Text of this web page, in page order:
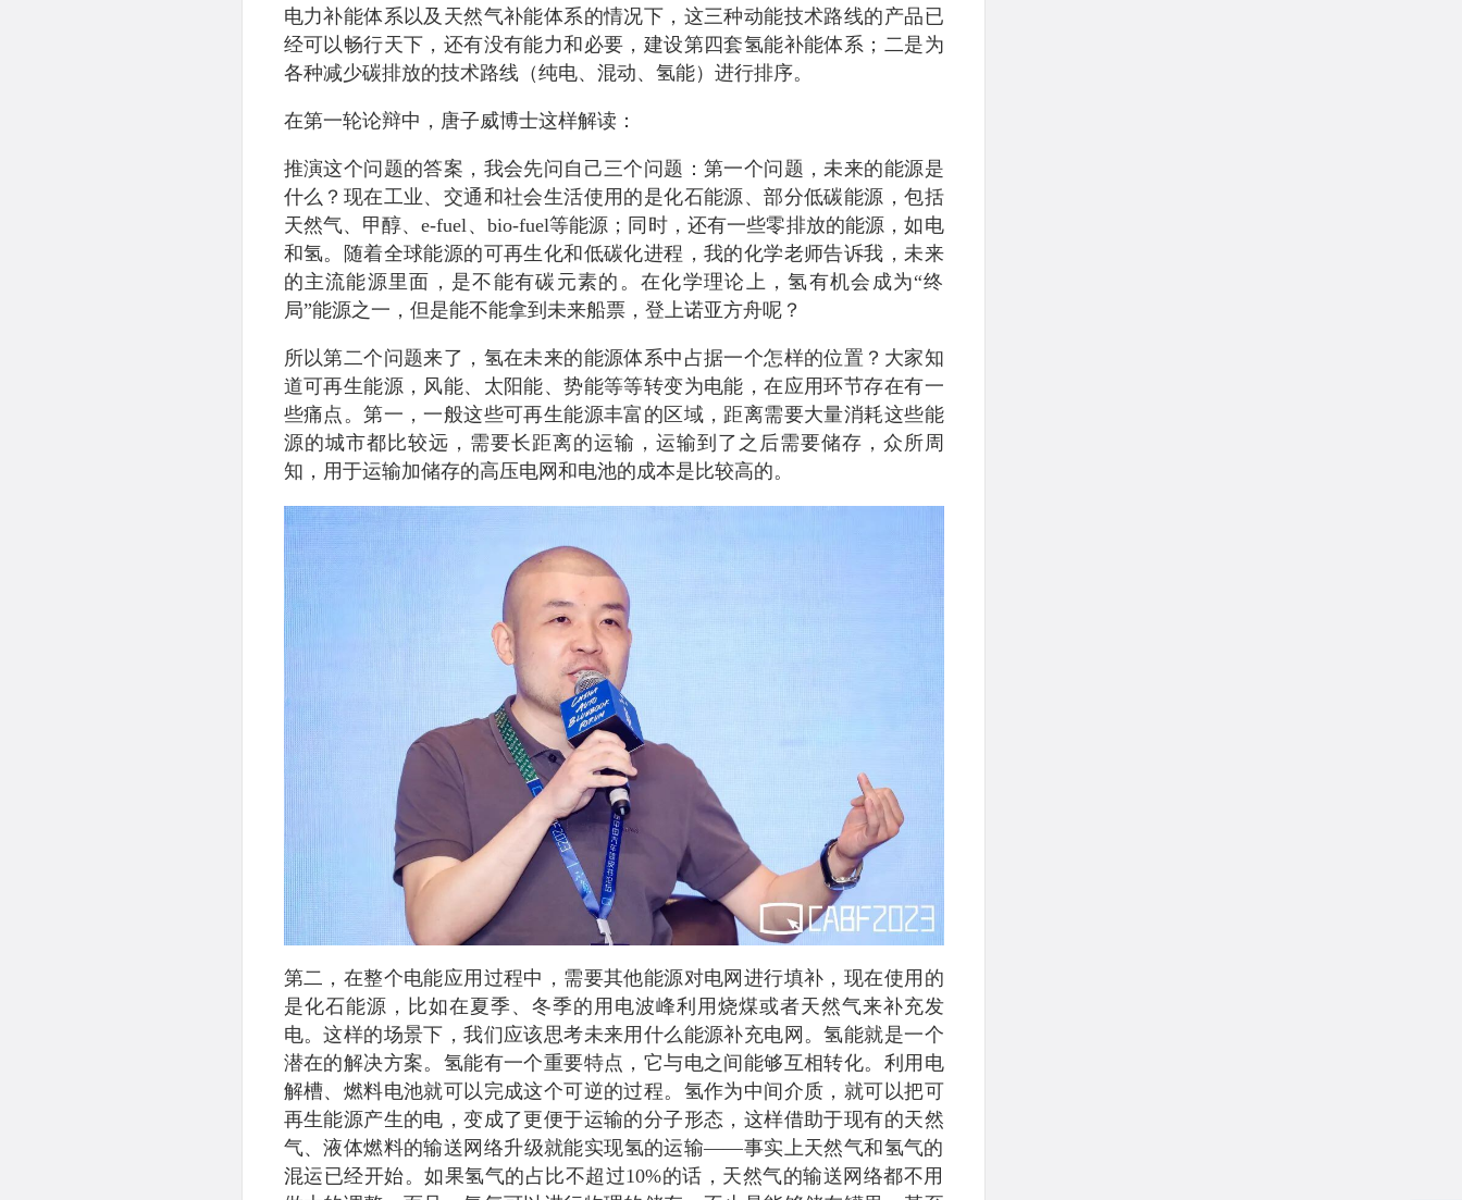
电力补能体系以及天然气补能体系的情况下，这三种动能技术路线的产品已
经可以畅行天下，还有没有能力和必要，建设第四套氢能补能体系；二是为
各种减少碳排放的技术路线（纯电、混动、氢能）进行排序。
在第一轮论辩中，唐子威博士这样解读：
推演这个问题的答案，我会先问自己三个问题：第一个问题，未来的能源是
什么？现在工业、交通和社会生活使用的是化石能源、部分低碳能源，包括
天然气、甲醇、e-fuel、bio-fuel等能源；同时，还有一些零排放的能源，如电
和氢。随着全球能源的可再生化和低碳化进程，我的化学老师告诉我，未来
的主流能源里面，是不能有碳元素的。在化学理论上，氢有机会成为“终
局”能源之一，但是能不能拿到未来船票，登上诺亚方舟呢？
所以第二个问题来了，氢在未来的能源体系中占据一个怎样的位置？大家知
道可再生能源，风能、太阳能、势能等等转变为电能，在应用环节存在有一
些痛点。第一，一般这些可再生能源丰富的区域，距离需要大量消耗这些能
源的城市都比较远，需要长距离的运输，运输到了之后需要储存，众所周
知，用于运输加储存的高压电网和电池的成本是比较高的。
第二，在整个电能应用过程中，需要其他能源对电网进行填补，现在使用的
是化石能源，比如在夏季、冬季的用电波峰利用烧煤或者天然气来补充发
电。这样的场景下，我们应该思考未来用什么能源补充电网。氢能就是一个
潜在的解决方案。氢能有一个重要特点，它与电之间能够互相转化。利用电
解槽、燃料电池就可以完成这个可逆的过程。氢作为中间介质，就可以把可
再生能源产生的电，变成了更便于运输的分子形态，这样借助于现有的天然
气、液体燃料的输送网络升级就能实现氢的运输——事实上天然气和氢气的
混运已经开始。如果氢气的占比不超过10%的话，天然气的输送网络都不用